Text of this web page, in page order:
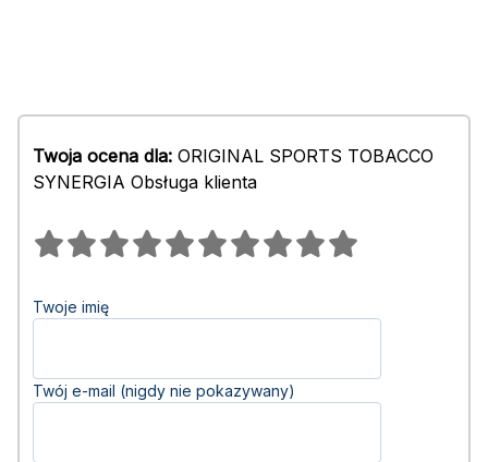
Twoja ocena dla: ORIGINAL SPORTS TOBACCO
SYNERGIA Obsługa klienta
Twoje imię
Twój e-mail (nigdy nie pokazywany)